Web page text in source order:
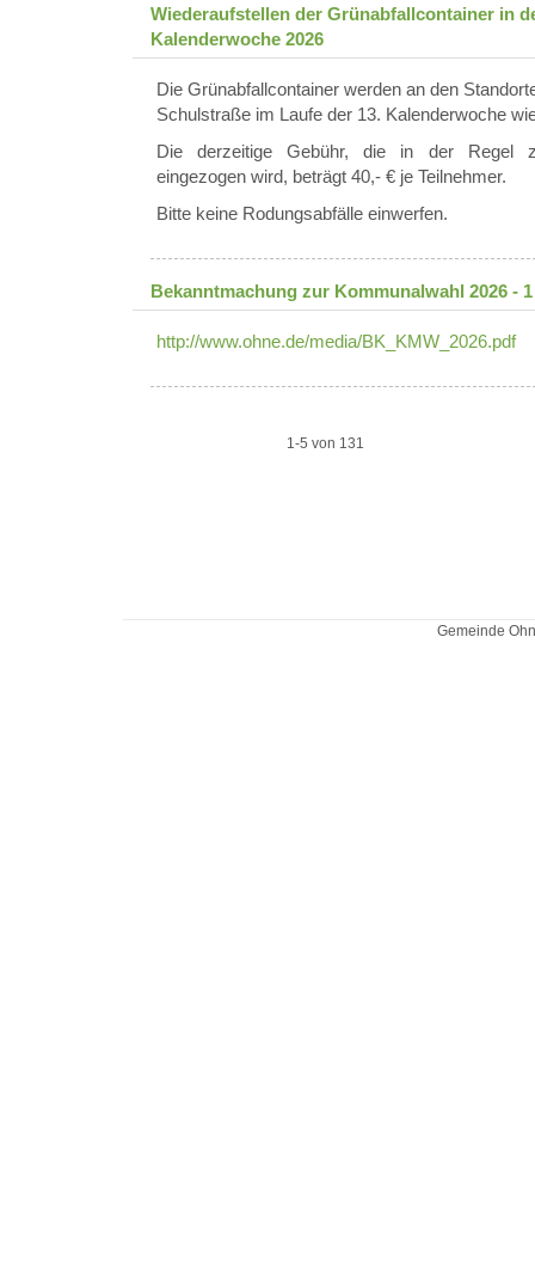
Wiederaufstellen der Grünabfallcontainer in
Kalenderwoche 2026
Die Grünabfallcontainer werden an den
Schulstraße im Laufe der 13. Kalenderwoche
Die derzeitige Gebühr, die in der Regel
eingezogen wird, beträgt 40,- € je Teilnehmer.
Bitte keine Rodungsabfälle einwerfen.
Bekanntmachung zur Kommunalwahl 2026 - 1
http://www.ohne.de/media/BK_KMW_2026.pdf
1-5 von 131
Gemeinde